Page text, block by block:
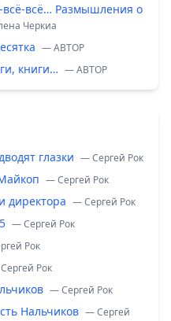
всё… Размышления о
Черкиа
— ABTOP
книги… — ABTOP
глазки — Сергей Рок
— Сергей Рок
директора — Сергей Рок
— Сергей Рок
Рок
Рок
— Сергей Рок
Нальчиков — Сергей